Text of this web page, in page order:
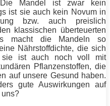
Die Mandel ist zwar kein
ist sie auch kein Novum in
bzw. auch preislich
klassischen überteuerten
macht die Mandeln so
Nährstoffdichte, die sich
sie ist auch noch voll mit
Pflanzenstoffen, die
auf unsere Gesund haben.
gute Auswirkungen auf